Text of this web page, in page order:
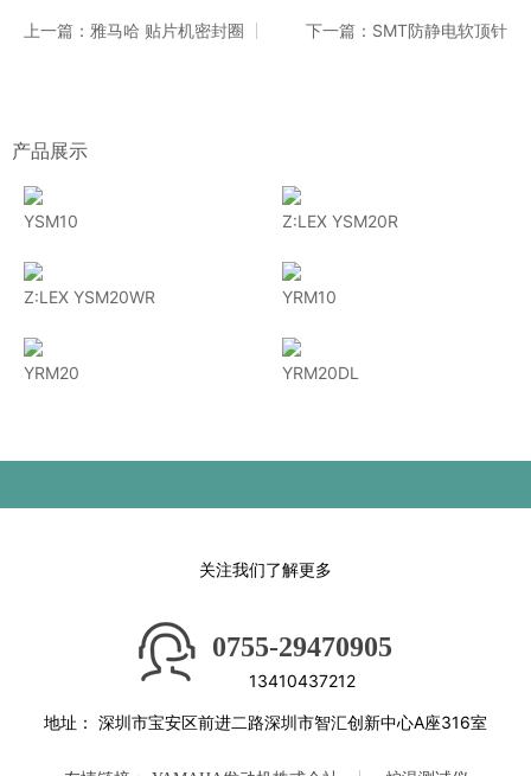
上一篇：雅马哈 贴片机密封圈 下一篇：SMT防静电软顶针
产品展示
YSM10 Z:LEX YSM20R
Z:LEX YSM20WR YRM10
YRM20 YRM20DL
关注我们了解更多
0755-29470905
13410437212
地址： 深圳市宝安区前进二路深圳市智汇创新中心A座316室